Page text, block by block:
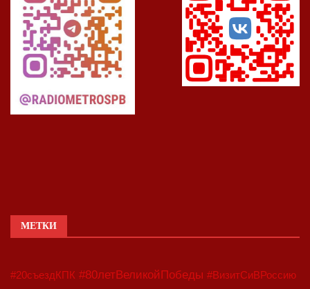
МЕТКИ
#20съездКПК #80летВеликойПобеды #ВизитСиВРоссию